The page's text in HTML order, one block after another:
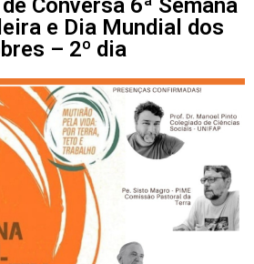
Conversa 6ª Semana
e Dia Mundial dos
– 2º dia